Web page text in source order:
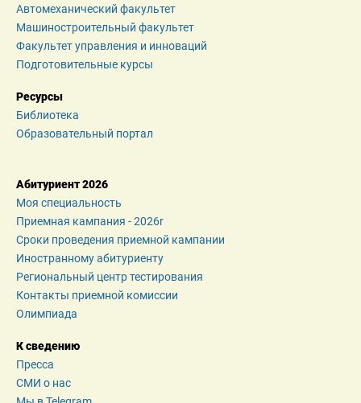
Автомеханический факультет
Машиностроительный факультет
Факультет управления и инноваций
Подготовительные курсы
Ресурсы
Библиотека
Образовательный портал
Абитуриент 2026
Моя специальность
Приемная кампания - 2026r
Сроки проведения приемной кампании
Иностранному абитуриенту
Региональный центр тестирования
Контакты приемной комиссии
Олимпиада
К сведению
Пресса
СМИ о нас